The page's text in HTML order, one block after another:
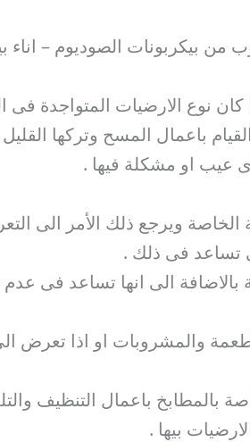
كان نوع الارضيات المتواجدة
القيام باعمال المسح وتركها
عيب او مشكلة فيها .
ويرجع ذلك الأمر الى
تساعد فى ذلك .
بالاضافة الى انها تساعد فى
والمشروبات او اذا تعرض
بالمطابخ باعمال التنظيف
بيها .